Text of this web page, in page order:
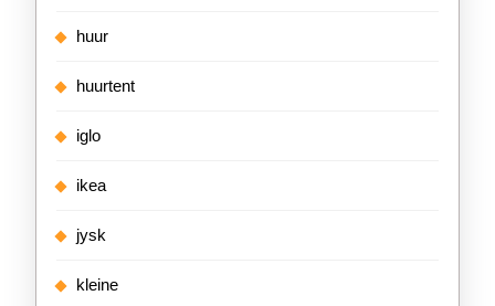
huur
huurtent
iglo
ikea
jysk
kleine